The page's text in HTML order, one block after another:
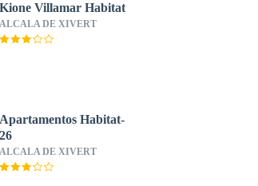
Kione Villamar Habitat
ALCALA DE XIVERT
Apartamentos Habitat-
26
ALCALA DE XIVERT